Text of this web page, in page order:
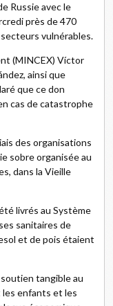
Russie avec le
près de 470
vulnérables.
(MINCEX) Víctor
ainsi que
que ce don
cas de catastrophe
des organisations
sobre organisée au
dans la Vieille
livrés au Système
sanitaires de
et de pois étaient
tangible au
les enfants et les